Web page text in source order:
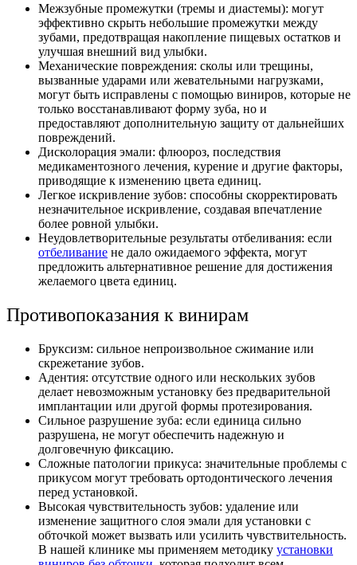
Межзубные промежутки (тремы и диастемы): могут
эффективно скрыть небольшие промежутки между
зубами, предотвращая накопление пищевых остатков и
улучшая внешний вид улыбки.
Механические повреждения: сколы или трещины,
вызванные ударами или жевательными нагрузками,
могут быть исправлены с помощью виниров, которые не
только восстанавливают форму зуба, но и
предоставляют дополнительную защиту от дальнейших
повреждений.
Дисколорация эмали: флюороз, последствия
медикаментозного лечения, курение и другие факторы,
приводящие к изменению цвета единиц.
Легкое искривление зубов: способны скорректировать
незначительное искривление, создавая впечатление
более ровной улыбки.
Неудовлетворительные результаты отбеливания: если
отбеливание не дало ожидаемого эффекта, могут
предложить альтернативное решение для достижения
желаемого цвета единиц.
Противопоказания к винирам
Бруксизм: сильное непроизвольное сжимание или
скрежетание зубов.
Адентия: отсутствие одного или нескольких зубов
делает невозможным установку без предварительной
имплантации или другой формы протезирования.
Сильное разрушение зуба: если единица сильно
разрушена, не могут обеспечить надежную и
долговечную фиксацию.
Сложные патологии прикуса: значительные проблемы с
прикусом могут требовать ортодонтического лечения
перед установкой.
Высокая чувствительность зубов: удаление или
изменение защитного слоя эмали для установки с
обточкой может вызвать или усилить чувствительность.
В нашей клинике мы применяем методику установки